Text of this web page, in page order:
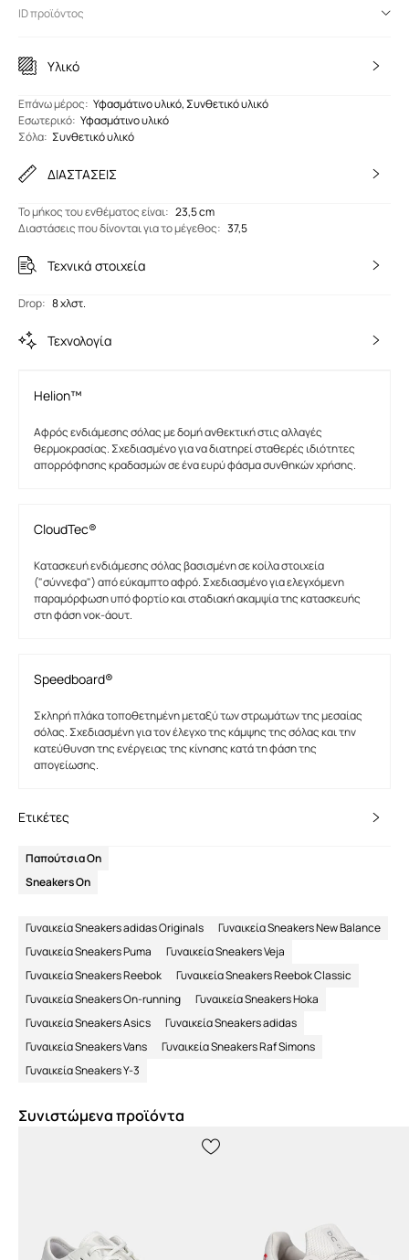
ID προϊόντος
Υλικό
Eπάνω μέρος: Υφασμάτινο υλικό, Συνθετικό υλικό
Εσωτερικό: Υφασμάτινο υλικό
Σόλα: Συνθετικό υλικό
ΔΙΑΣΤΑΣΕΙΣ
Το μήκος του ενθέματος είναι: 23,5 cm
Διαστάσεις που δίνονται για το μέγεθος: 37,5
Τεχνικά στοιχεία
Drop: 8 χλστ.
Τεχνολογία
Helion™
Αφρός ενδιάμεσης σόλας με δομή ανθεκτική στις αλλαγές
θερμοκρασίας. Σχεδιασμένο για να διατηρεί σταθερές ιδιότητες
απορρόφησης κραδασμών σε ένα ευρύ φάσμα συνθηκών χρήσης.
CloudTec®
Κατασκευή ενδιάμεσης σόλας βασισμένη σε κοίλα στοιχεία
("σύννεφα") από εύκαμπτο αφρό. Σχεδιασμένο για ελεγχόμενη
παραμόρφωση υπό φορτίο και σταδιακή ακαμψία της κατασκευής
στη φάση νοκ-άουτ.
Speedboard®
Σκληρή πλάκα τοποθετημένη μεταξύ των στρωμάτων της μεσαίας
σόλας. Σχεδιασμένη για τον έλεγχο της κάμψης της σόλας και την
κατεύθυνση της ενέργειας της κίνησης κατά τη φάση της
απογείωσης.
Ετικέτες
Παπούτσια On
Sneakers On
Γυναικεία Sneakers adidas Originals
Γυναικεία Sneakers New Balance
Γυναικεία Sneakers Puma
Γυναικεία Sneakers Veja
Γυναικεία Sneakers Reebok
Γυναικεία Sneakers Reebok Classic
Γυναικεία Sneakers On-running
Γυναικεία Sneakers Hoka
Γυναικεία Sneakers Asics
Γυναικεία Sneakers adidas
Γυναικεία Sneakers Vans
Γυναικεία Sneakers Raf Simons
Γυναικεία Sneakers Y-3
Συνιστώμενα προϊόντα